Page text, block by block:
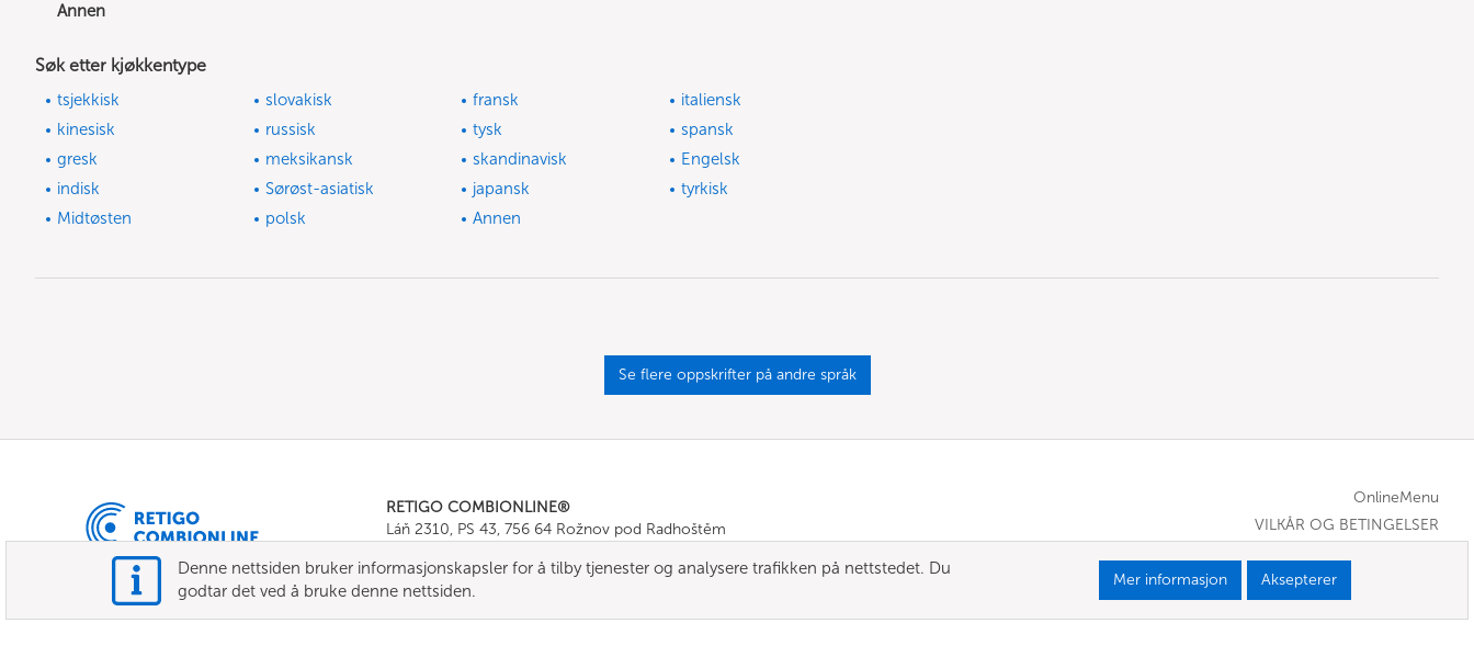
Annen
Søk etter kjøkkentype
tsjekkisk slovakisk fransk
italiensk
kinesisk
russisk tysk
spansk
gresk
meksikansk skandinavisk
Engelsk
indisk
Sørøst-asiatisk japansk
tyrkisk
Midtøsten
polsk Annen
Se flere oppskrifter på andre språk
RETIGO COMBIONLINE®
Láň 2310, PS 43, 756 64 Rožnov pod Radhoštěm
E-mail:info@combionline.com
OnlineMenu
VILKÅR OG BETINGELSER
Denne nettsiden bruker informasjonskapsler for å tilby tjenester og analysere trafikken på nettstedet. Du
godtar det ved å bruke denne nettsiden.
Mer informasjon Aksepterer